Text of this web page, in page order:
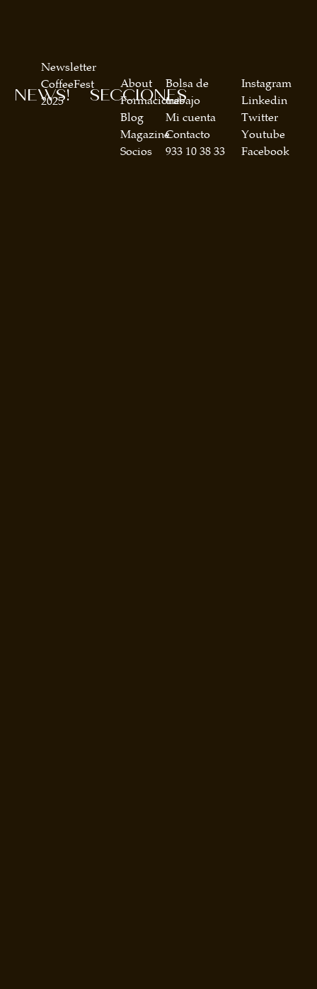
SECCIONES
About
Formaciones
Blog
Magazine
Socios
Bolsa de
trabajo
Mi cuenta
Contacto
933 10 38 33
NEWS!
Newsletter
CoffeeFest
2025
Instagram
Linkedin
Twitter
Youtube
Facebook